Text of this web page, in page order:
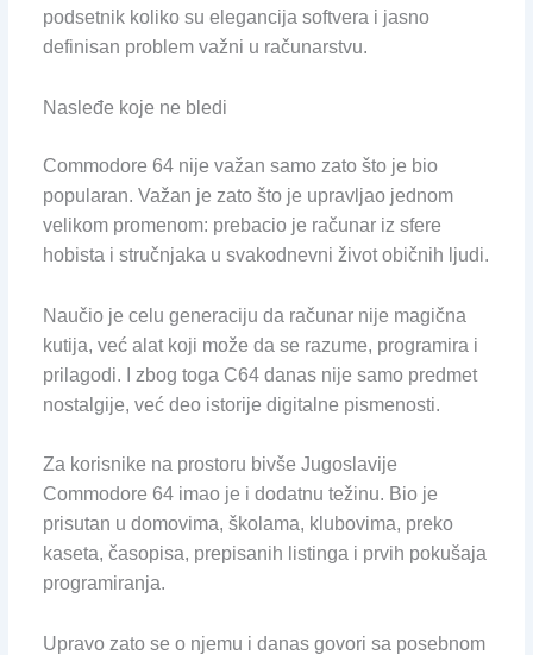
podsetnik koliko su elegancija softvera i jasno
definisan problem važni u računarstvu.
Nasleđe koje ne bledi
Commodore 64 nije važan samo zato što je bio
popularan. Važan je zato što je upravljao jednom
velikom promenom: prebacio je računar iz sfere
hobista i stručnjaka u svakodnevni život običnih ljudi.
Naučio je celu generaciju da računar nije magična
kutija, već alat koji može da se razume, programira i
prilagodi. I zbog toga C64 danas nije samo predmet
nostalgije, već deo istorije digitalne pismenosti.
Za korisnike na prostoru bivše Jugoslavije
Commodore 64 imao je i dodatnu težinu. Bio je
prisutan u domovima, školama, klubovima, preko
kaseta, časopisa, prepisanih listinga i prvih pokušaja
programiranja.
Upravo zato se o njemu i danas govori sa posebnom